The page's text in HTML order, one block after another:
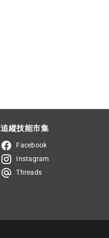
追縱技能市集
Facebook
Instagram
Threads